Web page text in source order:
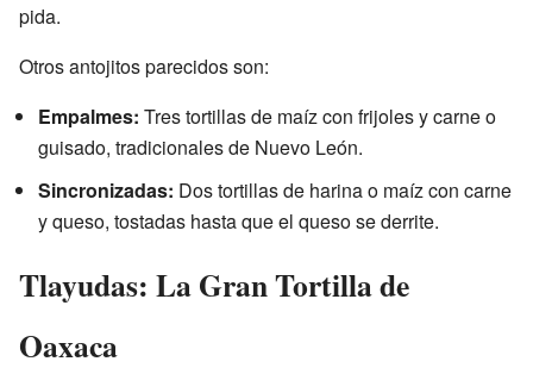
pida.
Otros antojitos parecidos son:
Empalmes: Tres tortillas de maíz con frijoles y carne o
guisado, tradicionales de Nuevo León.
Sincronizadas: Dos tortillas de harina o maíz con carne
y queso, tostadas hasta que el queso se derrite.
Tlayudas: La Gran Tortilla de
Oaxaca